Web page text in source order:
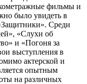
фильмы и
было увидеть в
Среди
«Слухи об
и «Погоня за
выступления в
актерской и
опытным
на различных